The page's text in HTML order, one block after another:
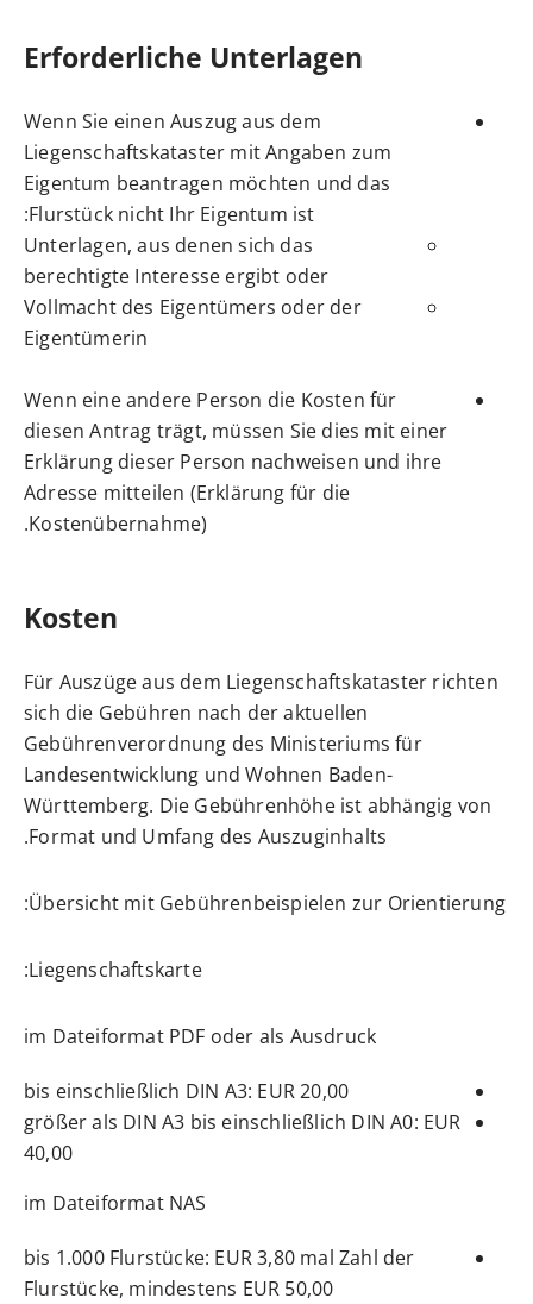
Erforderliche Unterlagen
Wenn Sie einen Auszug aus dem
Liegenschaftskataster mit Angaben zum
Eigentum beantragen möchten und das
Flurstück nicht Ihr Eigentum ist:
Unterlagen, aus denen sich das
berechtigte Interesse ergibt oder
Vollmacht des Eigentümers oder der
Eigentümerin
Wenn eine andere Person die Kosten für
diesen Antrag trägt, müssen Sie dies mit einer
Erklärung dieser Person nachweisen und ihre
Adresse mitteilen (Erklärung für die
Kostenübernahme).
Kosten
Für Auszüge aus dem Liegenschaftskataster richten
sich die Gebühren nach der aktuellen
Gebührenverordnung des Ministeriums für
Landesentwicklung und Wohnen Baden-
Württemberg. Die Gebührenhöhe ist abhängig von
Format und Umfang des Auszuginhalts.
Übersicht mit Gebührenbeispielen zur Orientierung:
Liegenschaftskarte:
im Dateiformat PDF oder als Ausdruck
bis einschließlich DIN A3: EUR 20,00
größer als DIN A3 bis einschließlich DIN A0: EUR
40,00
im Dateiformat NAS
bis 1.000 Flurstücke: EUR 3,80 mal Zahl der
Flurstücke, mindestens EUR 50,00